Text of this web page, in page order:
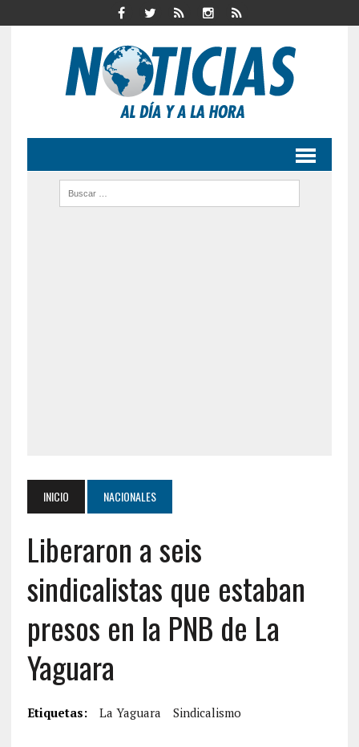
INICIO NACIONALES
Liberaron a seis
sindicalistas que estaban
presos en la PNB de La
Yaguara
Etiquetas: La Yaguara Sindicalismo